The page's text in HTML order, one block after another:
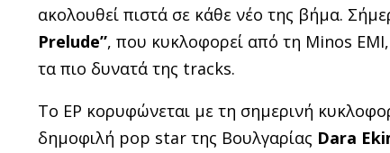
ακολουθεί πιστά σε κάθε νέο της βήμα.
Prelude”, που κυκλοφορεί από τη Minos
τα πιο δυνατά της tracks.
Το EP κορυφώνεται με τη σημερινή
δημοφιλή pop star της Βουλγαρίας Dara